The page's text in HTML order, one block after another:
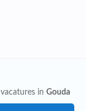
vacatures in Gouda